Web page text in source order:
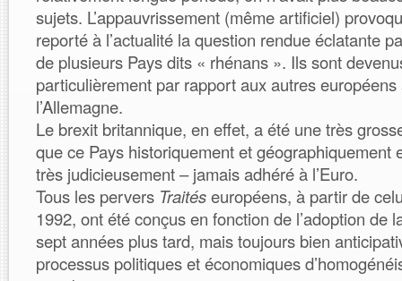
sujets. L’appauvrissement (même artificiel)
reporté à l’actualité la question rendue éclatante
de plusieurs Pays dits « rhénans ». Ils sont
particulièrement par rapport aux autres
l’Allemagne.
Le brexit britannique, en effet, a été une très
que ce Pays historiquement et géographiquement
très judicieusement – jamais adhéré à l’Euro.
Tous les pervers Traitéseuropéens, à partir de
1992, ont été conçus en fonction de l’adoption de
sept années plus tard, mais toujours bien
processus politiques et économiques